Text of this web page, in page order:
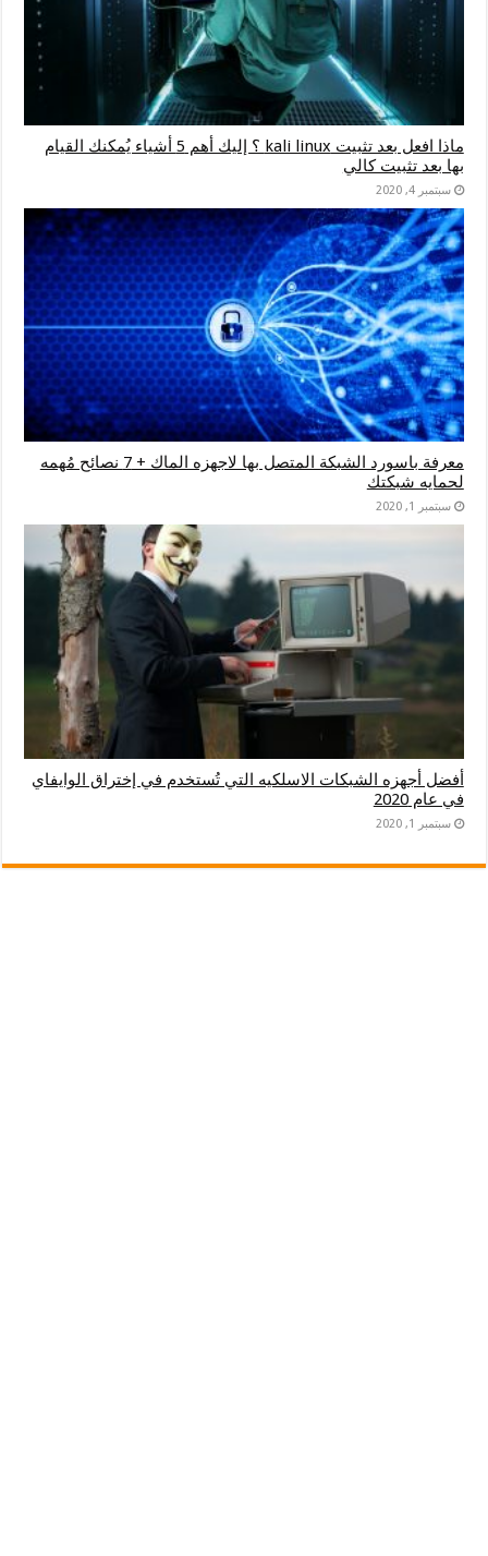
ماذا افعل بعد تثبيت kali linux ؟ إليك أهم 5 أشياء يُمكنك القيام
بها بعد تثبيت كالي
سبتمبر 4, 2020
معرفة باسورد الشبكة المتصل بها لاجهزه الماك + 7 نصائح مُهمه
لحمايه شبكتك
سبتمبر 1, 2020
أفضل أجهزه الشبكات الاسلكيه التي تُستخدم في إختراق الوايفاي
في عام 2020
سبتمبر 1, 2020